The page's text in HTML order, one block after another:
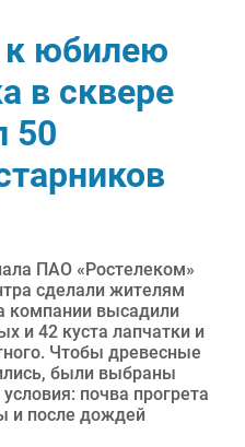
к юбилею
в сквере
50
ПАО «Ростелеком»
сделали жителям
компании высадили
и 42 куста лапчатки и
Чтобы древесные
были выбраны
почва прогрета
и после дождей